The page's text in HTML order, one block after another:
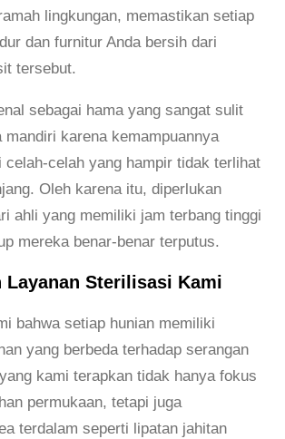
lingkungan, memastikan setiap
dan furnitur Anda bersih dari
tersebut.
sebagai hama yang sangat sulit
mandiri karena kemampuannya
celah-celah yang hampir tidak terlihat
Oleh karena itu, diperlukan
ahli yang memiliki jam terbang tinggi
mereka benar-benar terputus.
Layanan Sterilisasi Kami
bahwa setiap hunian memiliki
yang berbeda terhadap serangan
kami terapkan tidak hanya fokus
permukaan, tetapi juga
terdalam seperti lipatan jahitan